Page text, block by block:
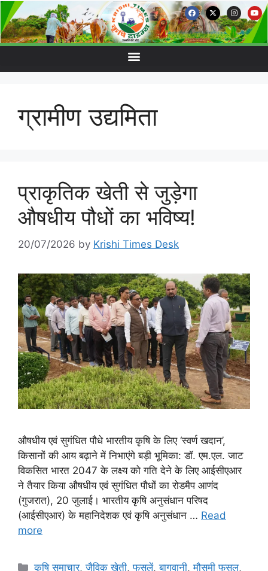
ग्रामीण उद्यमिता
प्राकृतिक खेती से जुड़ेगा
औषधीय पौधों का भविष्य!
20/07/2026 by Krishi Times Desk
औषधीय एवं सुगंधित पौधे भारतीय कृषि के लिए ‘स्वर्ण खदान’,
किसानों की आय बढ़ाने में निभाएंगे बड़ी भूमिका: डॉ. एम.एल. जाट
विकसित भारत 2047 के लक्ष्य को गति देने के लिए आईसीएआर
ने तैयार किया औषधीय एवं सुगंधित पौधों का रोडमैप आणंद
(गुजरात), 20 जुलाई। भारतीय कृषि अनुसंधान परिषद
(आईसीएआर) के महानिदेशक एवं कृषि अनुसंधान … Read
more
कृषि समाचार,जैविक खेती,फसलें,बागवानी,मौसमी फसल,